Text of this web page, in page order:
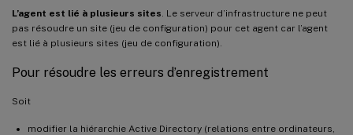
L’agent est lié à plusieurs sites . Le serveur d’infrastructure ne peut
pas résoudre un site (jeu de configuration) pour cet agent car l’agent
est lié à plusieurs sites (jeu de configuration).
Pour résoudre les erreurs d’enregistrement
Soit
modifier la hiérarchie Active Directory (relations entre ordinateurs,